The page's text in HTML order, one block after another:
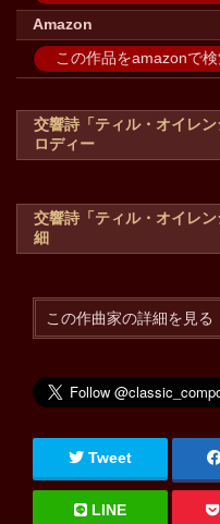
Amazon
この作品をamazonで検
交響詩「ティル・オイレ
ロディー
交響詩「ティル・オイレ
細
この作曲家の詳細を見る
Tweet
LINE